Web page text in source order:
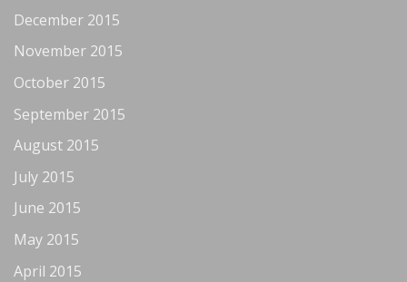
December 2015
November 2015
October 2015
September 2015
August 2015
July 2015
June 2015
May 2015
April 2015